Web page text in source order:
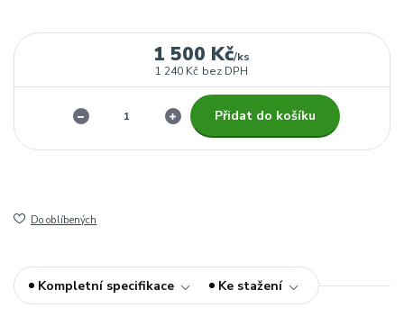
1 500 Kč/ks
1 240 Kč bez DPH
Přidat do košíku
Do oblíbených
Kompletní specifikace Ke stažení